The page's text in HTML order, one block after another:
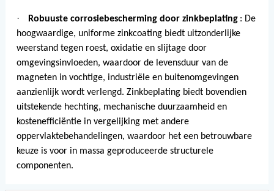
· Robuuste corrosiebescherming door zinkbeplating : De
hoogwaardige, uniforme zinkcoating biedt uitzonderlijke
weerstand tegen roest, oxidatie en slijtage door
omgevingsinvloeden, waardoor de levensduur van de
magneten in vochtige, industriële en buitenomgevingen
aanzienlijk wordt verlengd. Zinkbeplating biedt bovendien
uitstekende hechting, mechanische duurzaamheid en
kostenefficiëntie in vergelijking met andere
oppervlaktebehandelingen, waardoor het een betrouwbare
keuze is voor in massa geproduceerde structurele
componenten.